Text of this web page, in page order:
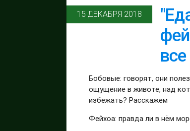
15 ДЕКАБРЯ 2018
Бобовые: говорят, они
ощущение в животе, над
избежать? Расскажем
Фейхоа: правда ли в нём